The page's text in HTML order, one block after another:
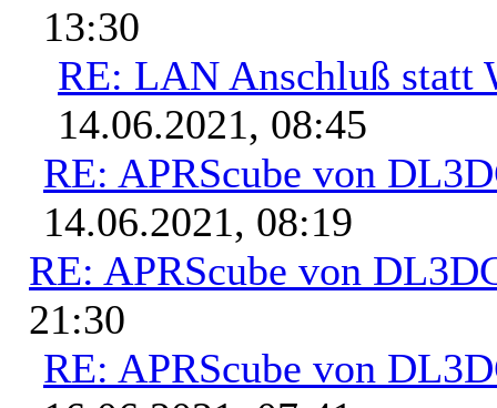
13:30
RE: LAN Anschluß statt
14.06.2021, 08:45
RE: APRScube von
14.06.2021, 08:19
RE: APRScube von
21:30
RE: APRScube von